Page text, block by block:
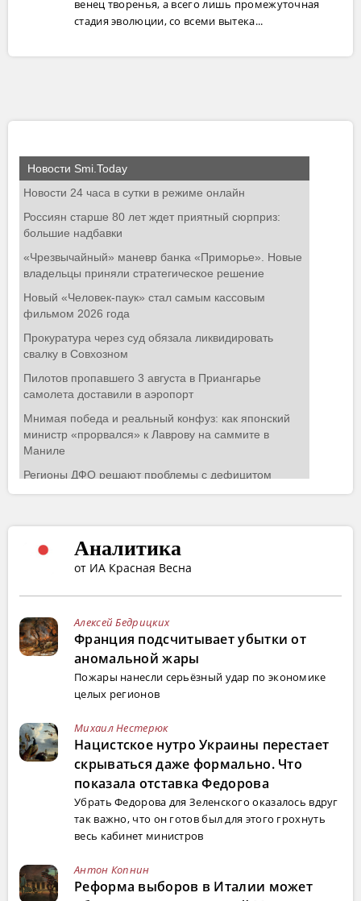
венец творенья, а всего лишь промежуточная
стадия эволюции, со всеми вытека...
Аналитика
от ИА Красная Весна
Алексей Бедрицких
Франция подсчитывает убытки от
аномальной жары
Пожары нанесли серьёзный удар по экономике
целых регионов
Михаил Нестерюк
Нацистское нутро Украины перестает
скрываться даже формально. Что
показала отставка Федорова
Убрать Федорова для Зеленского оказалось вдруг
так важно, что он готов был для этого грохнуть
весь кабинет министров
Антон Копнин
Реформа выборов в Италии может